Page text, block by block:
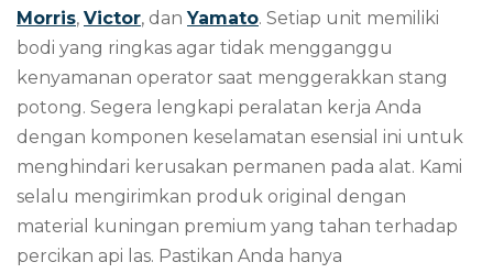
Morris, Victor, danYamato. Setiap unit memiliki
bodi yang ringkas agar tidak mengganggu
kenyamanan operator saat menggerakkan stang
potong. Segera lengkapi peralatan kerja Anda
dengan komponen keselamatan esensial ini untuk
menghindari kerusakan permanen pada alat. Kami
selalu mengirimkan produk original dengan
material kuningan premium yang tahan terhadap
percikan api las. Pastikan Anda hanya